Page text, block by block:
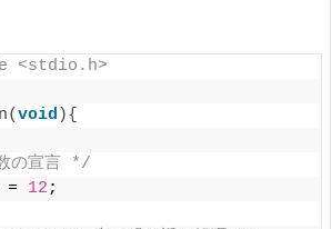
<stdio.h>
(void ){
の宣言 */
=
12 ;